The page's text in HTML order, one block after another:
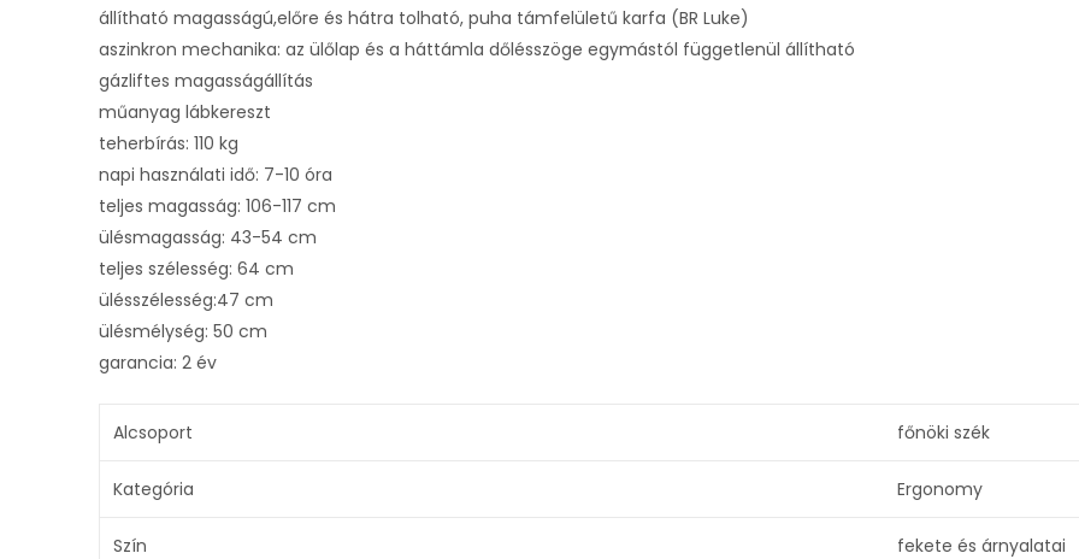
állítható magasságú,előre és hátra tolható, puha támfelületű karfa (BR Luke)
aszinkron mechanika: az ülőlap és a háttámla dőlésszöge egymástól függetlenül állítható
gázliftes magasságállítás
műanyag lábkereszt
teherbírás: 110 kg
napi használati idő: 7-10 óra
teljes magasság: 106-117 cm
ülésmagasság: 43-54 cm
teljes szélesség: 64 cm
ülésszélesség:47 cm
ülésmélység: 50 cm
garancia: 2 év
Alcsoport főnöki szék
Kategória Ergonomy
Szín fekete és árnyalatai